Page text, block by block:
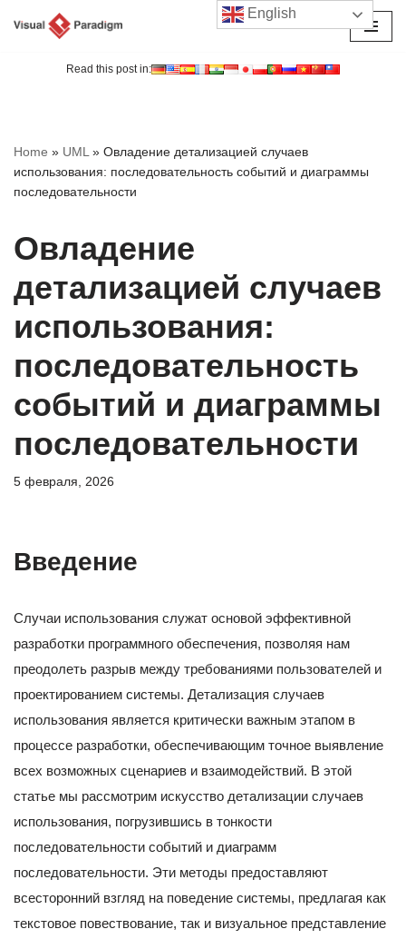
Read this post in:
Home » UML» Овладение детализацией случаев
использования: последовательность событий и диаграммы
последовательности
Овладение
детализацией случаев
использования:
последовательность
событий и диаграммы
последовательности
5 февраля, 2026
Введение
Случаи использования служат основой эффективной
разработки программного обеспечения, позволяя нам
преодолеть разрыв между требованиями пользователей и
проектированием системы. Детализация случаев
использования является критически важным этапом в
процессе разработки, обеспечивающим точное выявление
всех возможных сценариев и взаимодействий. В этой
статье мы рассмотрим искусство детализации случаев
использования, погрузившись в тонкости
последовательности событий и диаграмм
последовательности. Эти методы предоставляют
всесторонний взгляд на поведение системы, предлагая как
текстовое повествование, так и визуальное представление
English